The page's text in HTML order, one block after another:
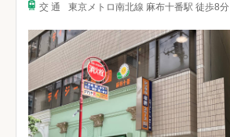
交 通 東京メトロ南北線 麻布十番駅 徒歩8分